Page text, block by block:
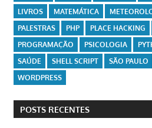
LIVROS
MATEMÁTICA
PALESTRAS
PHP PLACE HACKING
PROGRAMAÇÃO
PSICOLOGIA
SAÚDE
SHELL SCRIPT SÃO PAULO
WORDPRESS
POSTS RECENTES